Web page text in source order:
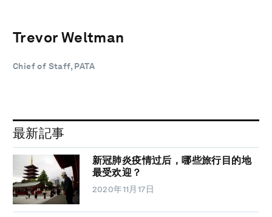
Trevor Weltman
Chief of Staff, PATA
最新記事
新冠肺炎疫情过后，哪些旅行目的地
最受欢迎？
2020年11月17日